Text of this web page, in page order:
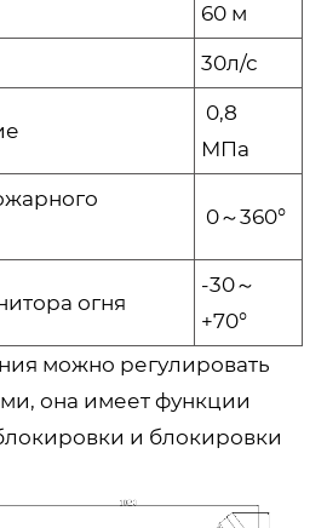
60 м
30л/с
0,8
МПа
0～360°
огня
-30～
+70°
можно регулировать
она имеет функции
и блокировки